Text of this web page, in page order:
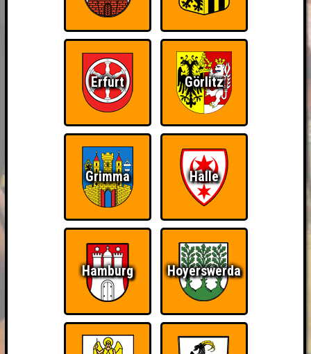
Erfurt Görlitz
Grimma Halle
Hamburg Hoyerswerda